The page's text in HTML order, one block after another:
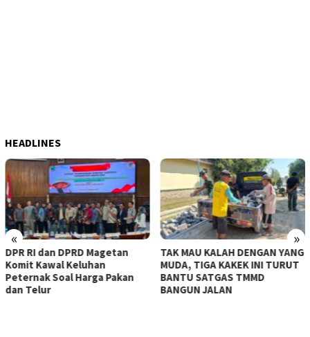
HEADLINES
« »
DPR RI dan DPRD Magetan
Komit Kawal Keluhan
Peternak Soal Harga Pakan
dan Telur
TAK MAU KALAH DENGAN YANG
MUDA, TIGA KAKEK INI TURUT
BANTU SATGAS TMMD
BANGUN JALAN